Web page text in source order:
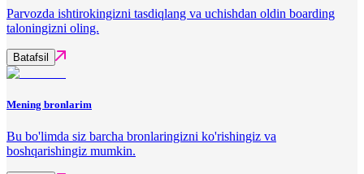
Parvozda ishtirokingizni tasdiqlang va uchishdan oldin boarding
taloningizni oling.
Batafsil
Mening bronlarim
Bu bo'limda siz barcha bronlaringizni ko'rishingiz va
boshqarishingiz mumkin.